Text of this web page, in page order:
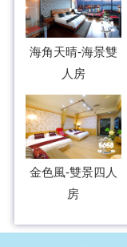
海角天晴-海景雙
人房
金色風-雙景四人
房